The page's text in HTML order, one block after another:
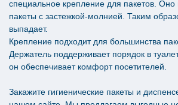
специальное крепление для пакетов.
пакеты с застежкой-молнией. Таким
выпадает.
Крепление подходит для большинства
Держатель поддерживает порядок в
он обеспечивает комфорт посетителей.
Закажите гигиенические пакеты и